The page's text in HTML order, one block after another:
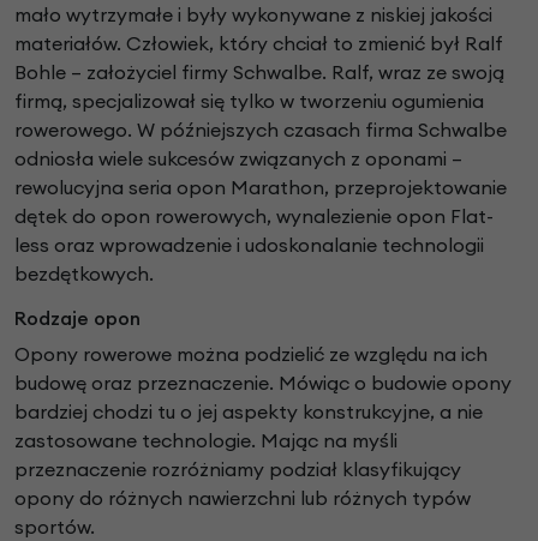
mało wytrzymałe i były wykonywane z niskiej jakości
materiałów. Człowiek, który chciał to zmienić był Ralf
Bohle – założyciel firmy Schwalbe. Ralf, wraz ze swoją
firmą, specjalizował się tylko w tworzeniu ogumienia
rowerowego. W późniejszych czasach firma Schwalbe
odniosła wiele sukcesów związanych z oponami –
rewolucyjna seria opon Marathon, przeprojektowanie
dętek do opon rowerowych, wynalezienie opon Flat-
less oraz wprowadzenie i udoskonalanie technologii
bezdętkowych.
Rodzaje opon
Opony rowerowe można podzielić ze względu na ich
budowę oraz przeznaczenie. Mówiąc o budowie opony
bardziej chodzi tu o jej aspekty konstrukcyjne, a nie
zastosowane technologie. Mając na myśli
przeznaczenie rozróżniamy podział klasyfikujący
opony do różnych nawierzchni lub różnych typów
sportów.